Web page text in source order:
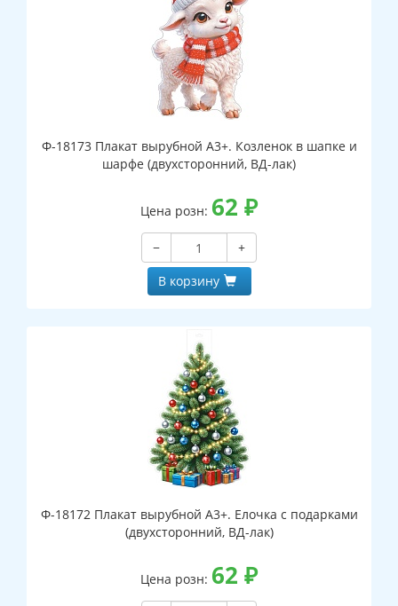
Ф-18173 Плакат вырубной А3+. Козленок в шапке и
шарфе (двухсторонний, ВД-лак)
Цена розн: 62 ₽
−
+
В корзину
Ф-18172 Плакат вырубной А3+. Елочка с подарками
(двухсторонний, ВД-лак)
Цена розн: 62 ₽